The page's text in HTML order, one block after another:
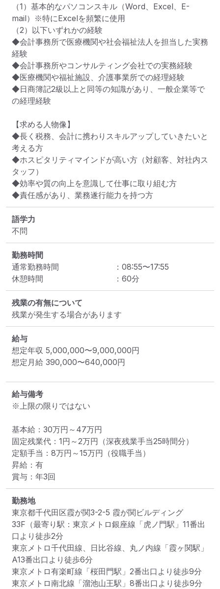
（1）基本的なパソコンスキル（Word、Excel、E-
mail）※特にExcelを頻繁に使用
（2）以下いずれかの経験
◆会計事務所で医療機関や社会福祉法人を担当した実務
経験
◆会計事務所やコンサルティング会社での実務経験
◆医療機関や福祉施設、介護事業所での経理経験
◆日商簿記2級以上と同等の知識があり、一般企業等で
の経理経験
【求める人物像】
◆長く税務、会計に携わりスキルアップしていきたいと
考える方
◆ホスピタリティマインドが高い方（対顧客、対社内ス
タッフ）
◆効率や質の向上を意識して仕事に取り組む方
◆責任感があり、業務遂行能力を持つ方
語学力
不問
勤務時間
通常勤務時間
： 08:55〜17:55
休憩時間
： 60分
残業の有無について
残業が発生する場合があります
給与
想定年収 5,000,000〜9,000,000円
想定月給 390,000〜640,000円
給与備考
※上限の限りではない
基本給：30万円～47万円
固定残業代：1円～2万円（深夜残業手当25時間分）
定額手当：8万円～15万円（役職手当）
昇給：有
賞与：年3回
勤務地
東京都千代田区霞が関3-2-5 霞が関ビルディング
33F （最寄り駅：東京メトロ銀座線「虎ノ門駅」11番出
口より徒歩2分
東京メトロ千代田線、日比谷線、丸ノ内線「霞ヶ関駅」
A13番出口より徒歩6分
東京メトロ有楽町線「桜田門駅」2番出口より徒歩9分
東京メトロ南北線「溜池山王駅」8番出口より徒歩9分